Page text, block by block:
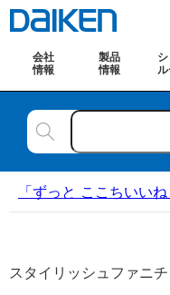
会社
情報
製品
情報
「ずっと ここちいい
スタイリッシュファニ